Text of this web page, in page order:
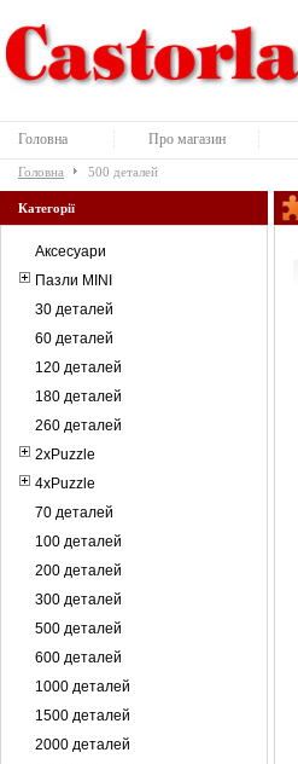
Головна Про магазин
Головна 500 деталей
Категорії
Аксесуари
Пазли MINI
30 деталей
60 деталей
120 деталей
180 деталей
260 деталей
2xPuzzle
4xPuzzle
70 деталей
100 деталей
200 деталей
300 деталей
500 деталей
600 деталей
1000 деталей
1500 деталей
2000 деталей